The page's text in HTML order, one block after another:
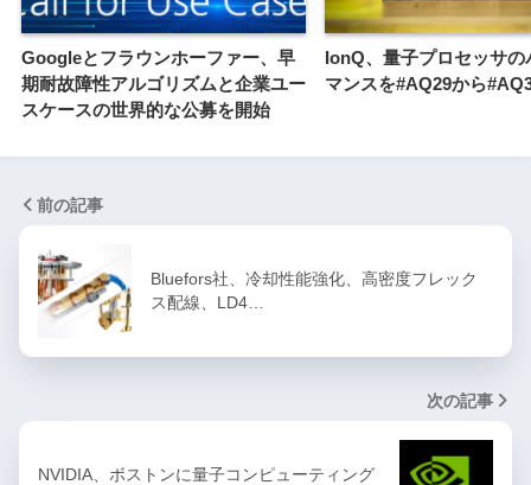
Googleとフラウンホーファー、早
期耐故障性アルゴリズムと企業ユー
スケースの世界的な公募を開始
IonQ、量子プロセッサの
マンスを#AQ29から
前の記事
Bluefors社、冷却性能強化、高密度フレック
ス配線、LD4…
次の記事
NVIDIA、ボストンに量子コンピューティング